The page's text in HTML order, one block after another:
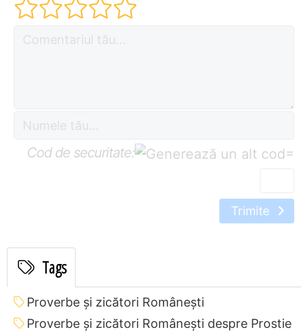
Cod de securitate: =
Trimite
Tags
Proverbe și zicători Româneşti
Proverbe și zicători Româneşti despre Prostie